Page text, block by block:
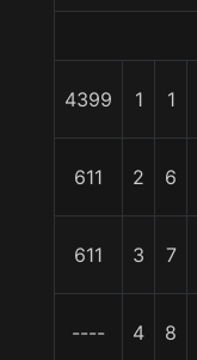
4399 1 1
611 2 6
611 3 7
---- 4 8